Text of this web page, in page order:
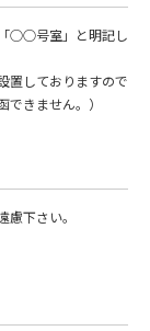
○○号室」と明記し
置しておりますので
きません。）
下さい。